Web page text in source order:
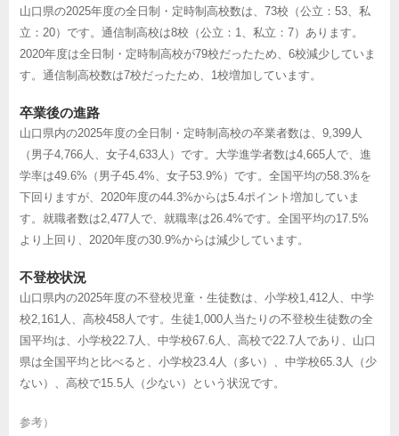
山口県の2025年度の全日制・定時制高校数は、73校（公立：53、私
立：20）です。通信制高校は8校（公立：1、私立：7）あります。
2020年度は全日制・定時制高校が79校だったため、6校減少していま
す。通信制高校数は7校だったため、1校増加しています。
卒業後の進路
山口県内の2025年度の全日制・定時制高校の卒業者数は、9,399人
（男子4,766人、女子4,633人）です。大学進学者数は4,665人で、進
学率は49.6%（男子45.4%、女子53.9%）です。全国平均の58.3%を
下回りますが、2020年度の44.3%からは5.4ポイント増加していま
す。就職者数は2,477人で、就職率は26.4%です。全国平均の17.5%
より上回り、2020年度の30.9%からは減少しています。
不登校状況
山口県内の2025年度の不登校児童・生徒数は、小学校1,412人、中学
校2,161人、高校458人です。生徒1,000人当たりの不登校生徒数の全
国平均は、小学校22.7人、中学校67.6人、高校で22.7人であり、山口
県は全国平均と比べると、小学校23.4人（多い）、中学校65.3人（少
ない）、高校で15.5人（少ない）という状況です。
参考）